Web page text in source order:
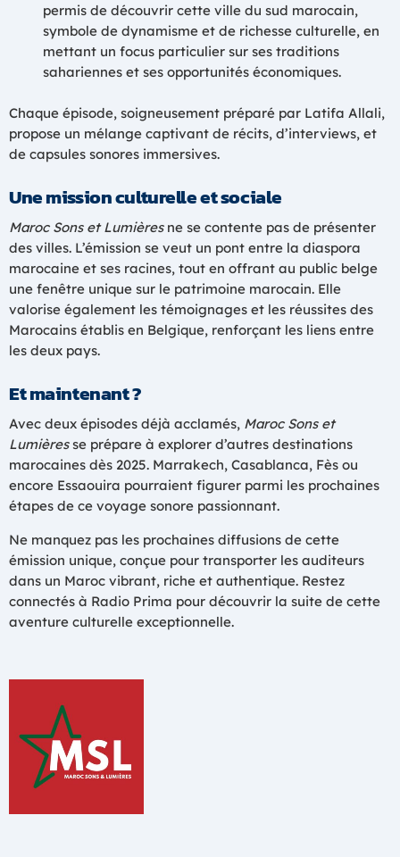
permis de découvrir cette ville du sud marocain,
symbole de dynamisme et de richesse culturelle, en
mettant un focus particulier sur ses traditions
sahariennes et ses opportunités économiques.
Chaque épisode, soigneusement préparé par Latifa Allali,
propose un mélange captivant de récits, d’interviews, et
de capsules sonores immersives.
Une mission culturelle et sociale
Maroc Sons et Lumièresne se contente pas de présenter
des villes. L’émission se veut un pont entre la diaspora
marocaine et ses racines, tout en offrant au public belge
une fenêtre unique sur le patrimoine marocain. Elle
valorise également les témoignages et les réussites des
Marocains établis en Belgique, renforçant les liens entre
les deux pays.
Et maintenant ?
Avec deux épisodes déjà acclamés, Maroc Sons et
Lumièresse prépare à explorer d’autres destinations
marocaines dès 2025. Marrakech, Casablanca, Fès ou
encore Essaouira pourraient figurer parmi les prochaines
étapes de ce voyage sonore passionnant.
Ne manquez pas les prochaines diffusions de cette
émission unique, conçue pour transporter les auditeurs
dans un Maroc vibrant, riche et authentique. Restez
connectés à Radio Prima pour découvrir la suite de cette
aventure culturelle exceptionnelle.